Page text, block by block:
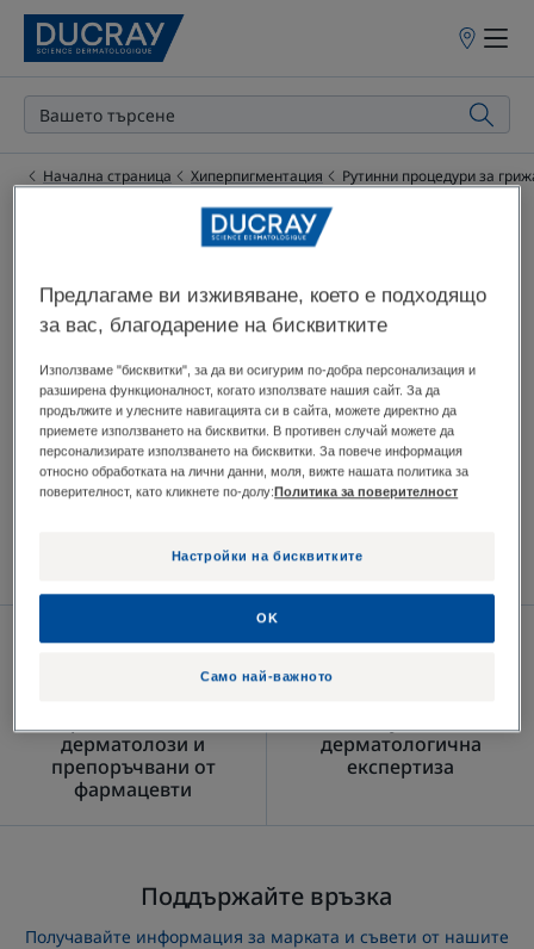
Точки
продажба
Начална страница Хиперпигментация Рутинни процедури за
Нашите процедури
за грижа за
хиперпигментацията
Дерматологични продукти за кожа и коса
дерматолози и
препоръчвани от
фармацевти
дерматологична
експертиза
Поддържайте връзка
Получавайте информация за марката и съвети от нашите
Предлагаме ви изживяване, което е подходящо
за вас, благодарение на бисквитките
Използваме "бисквитки", за да ви осигурим по-добра персонализация и
разширена функционалност, когато използвате нашия сайт. За да
продължите и улесните навигацията си в сайта, можете директно да
приемете използването на бисквитки. В противен случай можете да
персонализирате използването на бисквитки. За повече информация
относно обработката на лични данни, моля, вижте нашата политика за
поверителност, като кликнете по-долу:Политика за поверителност
Настройки на бисквитките
Само най-важното
OK